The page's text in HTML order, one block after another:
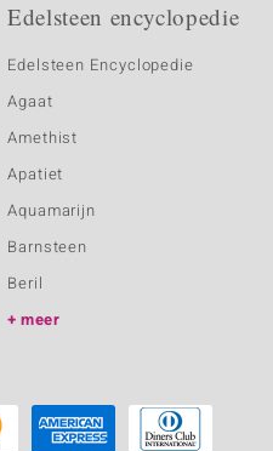
Edelsteen encyclopedie
Edelsteen Encyclopedie
Agaat
Amethist
Apatiet
Aquamarijn
Barnsteen
Beril
meer